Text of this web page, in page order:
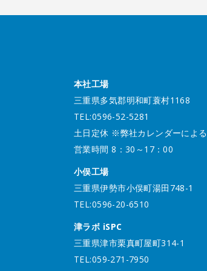
本社工場
三重県多気郡明和町蓑村1168
TEL:0596-52-5281
土日定休 ※弊社カレンダーによる
営業時間 8：30～17：00
小俣工場
三重県伊勢市小俣町湯田748-1
TEL:0596-20-6510
津ラボ iSPC
三重県津市栗真町屋町314-1
TEL:059-271-7950